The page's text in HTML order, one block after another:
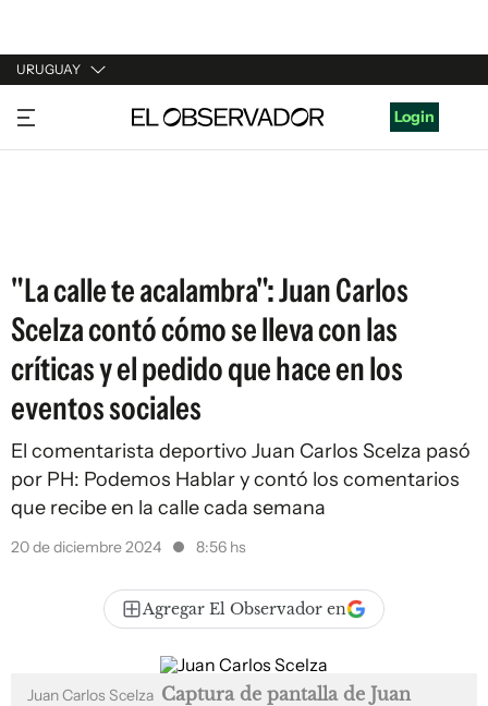
URUGUAY
URUGUAY
ARGENTINA
Login
"La calle te acalambra": Juan Carlos
Scelza contó cómo se lleva con las
críticas y el pedido que hace en los
eventos sociales
El comentarista deportivo Juan Carlos Scelza pasó
por PH: Podemos Hablar y contó los comentarios
que recibe en la calle cada semana
20 de diciembre 2024 8:56 hs
Agregar El Observador en
Juan Carlos Scelza Captura de pantalla de Juan